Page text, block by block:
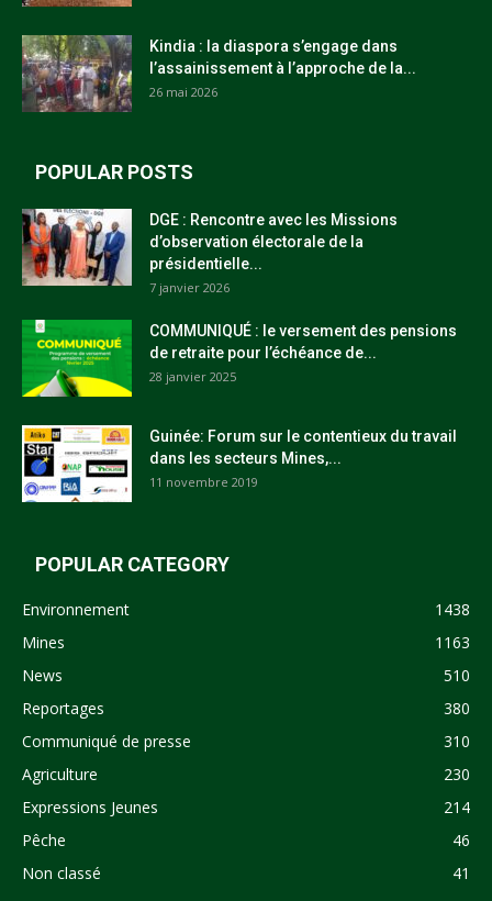
Kindia : la diaspora s’engage dans
l’assainissement à l’approche de la...
26 mai 2026
POPULAR POSTS
DGE : Rencontre avec les Missions
d’observation électorale de la
présidentielle...
7 janvier 2026
COMMUNIQUÉ : le versement des pensions
de retraite pour l’échéance de...
28 janvier 2025
Guinée: Forum sur le contentieux du travail
dans les secteurs Mines,...
11 novembre 2019
POPULAR CATEGORY
Environnement
1438
Mines
1163
News
510
Reportages
380
Communiqué de presse
310
Agriculture
230
Expressions Jeunes
214
Pêche
46
Non classé
41